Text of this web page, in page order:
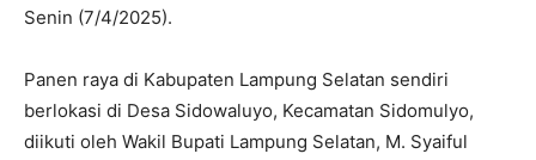
Senin (7/4/2025).
Panen raya di Kabupaten Lampung Selatan sendiri
berlokasi di Desa Sidowaluyo, Kecamatan Sidomulyo,
diikuti oleh Wakil Bupati Lampung Selatan, M. Syaiful